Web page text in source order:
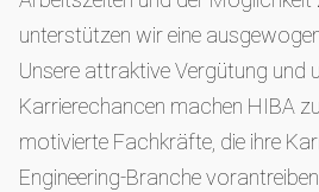
unterstützen wir eine
Unsere attraktive Vergütung und
Karrierechancen machen HIBA
motivierte Fachkräfte, die ihre
Engineering-Branche